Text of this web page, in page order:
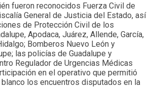
fueron reconocidos Fuerza Civil de
General de Justicia del Estado, así
de Protección Civil de los
Apodaca, Juárez, Allende, García,
Bomberos Nuevo León y
las policías de Guadalupe y
Regulador de Urgencias Médicas
en el operativo que permitió
los encuentros disputados en la